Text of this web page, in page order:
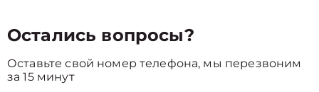
Остались вопросы?
Оставьте свой номер телефона, мы перезвоним
за 15 минут